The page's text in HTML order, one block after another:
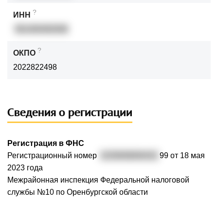
ИНН ?
ОКПО ?
2022822498
Сведения о регистрации
Регистрация в ФНС
Регистрационный номер
99 от 18 мая
2023 года
Межрайонная инспекция Федеральной налоговой
службы №10 по Оренбургской области